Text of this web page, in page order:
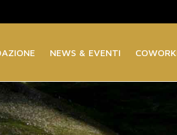
NEWS & EVENTI